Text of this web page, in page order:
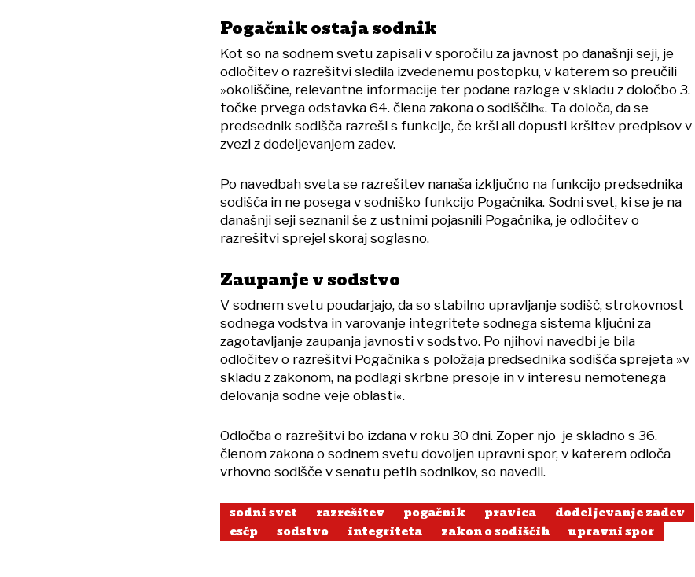
Pogačnik ostaja sodnik
Kot so na sodnem svetu zapisali v sporočilu za javnost po današnji seji, je
odločitev o razrešitvi sledila izvedenemu postopku, v katerem so preučili
»okoliščine, relevantne informacije ter podane razloge v skladu z določbo 3.
točke prvega odstavka 64. člena zakona o sodiščih«. Ta določa, da se
predsednik sodišča razreši s funkcije, če krši ali dopusti kršitev predpisov v
zvezi z dodeljevanjem zadev.
Po navedbah sveta se razrešitev nanaša izključno na funkcijo predsednika
sodišča in ne posega v sodniško funkcijo Pogačnika. Sodni svet, ki se je na
današnji seji seznanil še z ustnimi pojasnili Pogačnika, je odločitev o
razrešitvi sprejel skoraj soglasno.
Zaupanje v sodstvo
V sodnem svetu poudarjajo, da so stabilno upravljanje sodišč, strokovnost
sodnega vodstva in varovanje integritete sodnega sistema ključni za
zagotavljanje zaupanja javnosti v sodstvo. Po njihovi navedbi je bila
odločitev o razrešitvi Pogačnika s položaja predsednika sodišča sprejeta »v
skladu z zakonom, na podlagi skrbne presoje in v interesu nemotenega
delovanja sodne veje oblasti«.
Odločba o razrešitvi bo izdana v roku 30 dni. Zoper njo je skladno s 36.
členom zakona o sodnem svetu dovoljen upravni spor, v katerem odloča
vrhovno sodišče v senatu petih sodnikov, so navedli.
sodni svet razrešitev pogačnik pravica
dodeljevanje zadev
esčp
sodstvo integriteta zakon o sodiščih upravni spor